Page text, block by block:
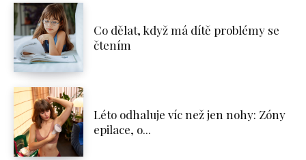
Co dělat, když má dítě problémy se
čtením
Léto odhaluje víc než jen nohy: Zóny
epilace, o...